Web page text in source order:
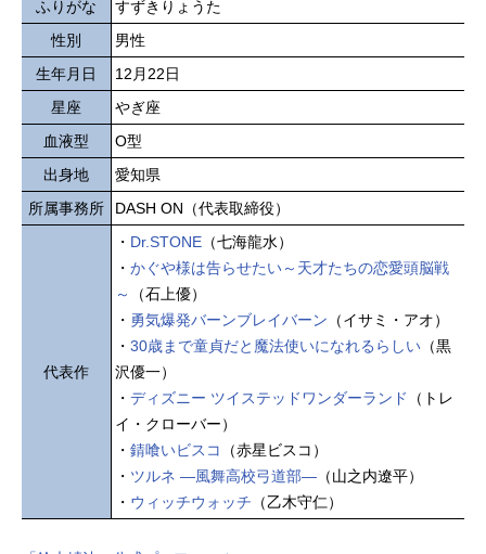
ふりがな
すずきりょうた
性別
男性
生年月日
12月22日
星座
やぎ座
血液型
O型
出身地
愛知県
所属事務所
DASH ON（代表取締役）
代表作
・ Dr.STONE （七海龍水）
・ かぐや様は告らせたい～天才たちの恋愛頭脳戦
～
（石上優）
・ 勇気爆発バーンブレイバーン （イサミ・アオ）
・ 30歳まで童貞だと魔法使いになれるらしい （黒
沢優一）
・ ディズニー ツイステッドワンダーランド
（トレ
イ・クローバー）
・ 錆喰いビスコ
（赤星ビスコ）
・ ツルネ ―風舞高校弓道部― （山之内遼平）
・ ウィッチウォッチ （乙木守仁）